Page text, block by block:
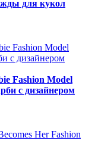
для кукол
Fashion Model
с дизайнером